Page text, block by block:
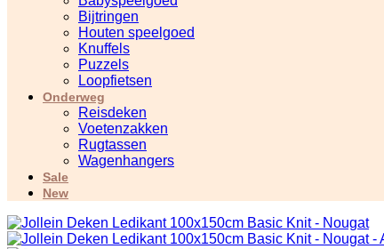
Bijtringen
Houten speelgoed
Knuffels
Puzzels
Loopfietsen
Onderweg
Reisdeken
Voetenzakken
Rugtassen
Wagenhangers
Sale
New